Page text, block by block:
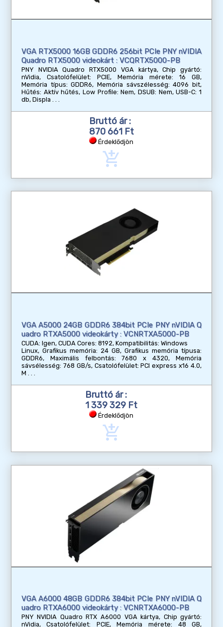
VGA RTX5000 16GB GDDR6 256bit PCIe PNY nVIDIA
Quadro RTX5000 videokárt : VCQRTX5000-PB
PNY NVIDIA Quadro RTX5000 VGA kártya, Chip gyártó:
nVidia, Csatolófelület: PCIE, Memória mérete: 16 GB,
Memória típus: GDDR6, Memória sávszélesség: 4096 bit,
Hűtés: Aktív hűtés, Low Profile: Nem, DSUB: Nem, USB-C: 1
db, Displa
Bruttó ár :
870 661 Ft
Érdeklődjön
add_shopping_cart
VGA A5000 24GB GDDR6 384bit PCIe PNY nVIDIA Q
uadro RTXA5000 videokárty : VCNRTXA5000-PB
CUDA: Igen, CUDA Cores: 8192, Kompatibilitás: Windows
Linux, Grafikus memória: 24 GB, Grafikus memória típusa:
GDDR6, Maximális felbontás: 7680 x 4320, Memória
sávsélesség: 768 GB/s, Csatolófelület: PCI express x16 4.0,
M
Bruttó ár :
1 339 329 Ft
Érdeklődjön
add_shopping_cart
VGA A6000 48GB GDDR6 384bit PCIe PNY nVIDIA Q
uadro RTXA6000 videokárty : VCNRTXA6000-PB
PNY NVIDIA Quadro RTX A6000 VGA kártya, Chip gyártó:
nVidia, Csatolófelület: PCIE, Memória mérete: 48 GB,